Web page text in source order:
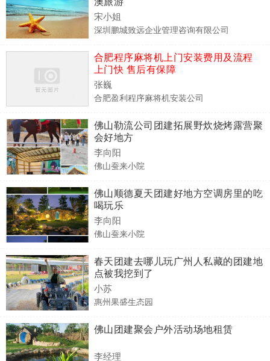
宋小姐
深圳鹏城致远企业管理咨询有限公司
合肥程序麻将机上门安装费用及流程
上门快 售后有保障
张巍
合肥盈利程序麻将机安装公司
佛山勒流公司团建拓展野炊烧烤露营聚
会好地方
李向阳
佛山蚕来小院
佛山顺德夏天团建好地方空调房里的吃
喝玩乐
李向阳
佛山蚕来小院
春天团建去哪儿玩广州人私藏的团建地
点被我挖到了
小苏
惠州果盛生态园
佛山团建聚会户外活动场地租赁
李经理